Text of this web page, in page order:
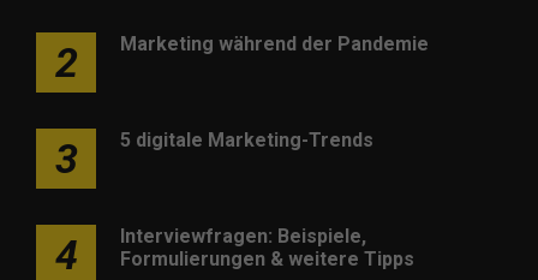
2 Marketing während der Pandemie
3 5 digitale Marketing-Trends
4
Interviewfragen: Beispiele,
Formulierungen & weitere Tipps